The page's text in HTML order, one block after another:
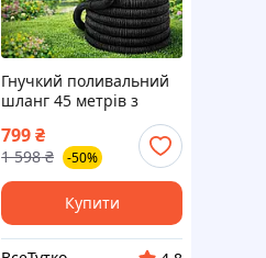
Гнучкий поливальний
шланг 45 метрів з
розтяжний високого
тиску для поливу саду і
городу
799₴
1 598 ₴ -50%
Купити